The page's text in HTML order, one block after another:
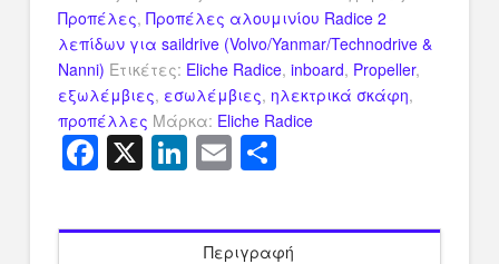
Προπέλες, Προπέλες αλουμινίου Radice 2
λεπίδων για saildrive (Volvo/Yanmar/Technodrive &
Nanni) Ετικέτες: Eliche Radice, inboard, Propeller,
εξωλέμβιες, εσωλέμβιες, ηλεκτρικά σκάφη,
προπέλλες Μάρκα: Eliche Radice
Facebook
X LinkedIn
Email
Περιγραφή